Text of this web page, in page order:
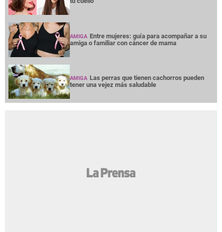
AMIGA Entre mujeres: guía para acompañar a su
amiga o familiar con cáncer de mama
AMIGA Las perras que tienen cachorros pueden
tener una vejez más saludable